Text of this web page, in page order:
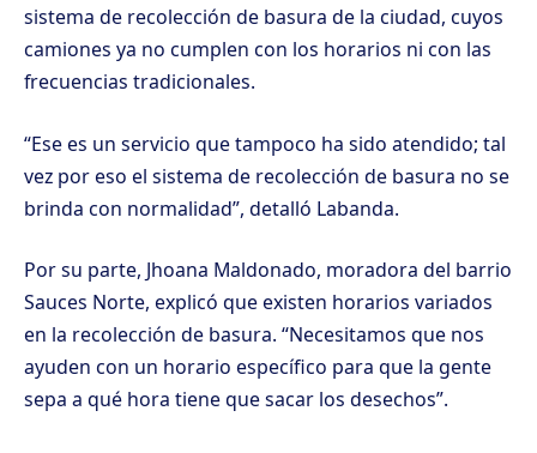
sistema de recolección de basura de la ciudad, cuyos
camiones ya no cumplen con los horarios ni con las
frecuencias tradicionales.
“Ese es un servicio que tampoco ha sido atendido; tal
vez por eso el sistema de recolección de basura no se
brinda con normalidad”, detalló Labanda.
Por su parte, Jhoana Maldonado, moradora del barrio
Sauces Norte, explicó que existen horarios variados
en la recolección de basura. “Necesitamos que nos
ayuden con un horario específico para que la gente
sepa a qué hora tiene que sacar los desechos”.